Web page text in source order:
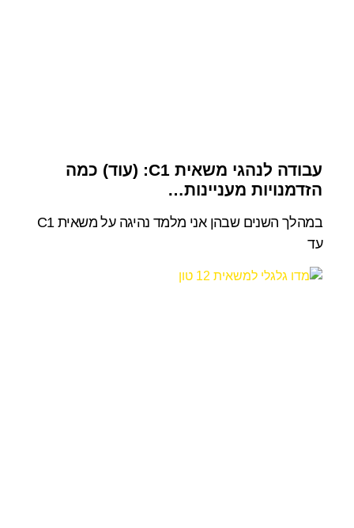
עבודה לנהגי משאית C1: (עוד) כמה
הזדמנויות מעניינות…
במהלך השנים שבהן אני מלמד נהיגה על משאית C1
עד